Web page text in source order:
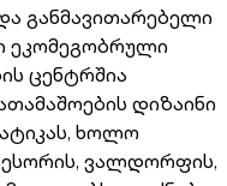
განმავითარებელი
ეკომეგობრული
ცენტრშია
დიზაინი
ხოლო
ვალდორფის,